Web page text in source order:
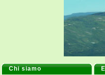
Chi siamo